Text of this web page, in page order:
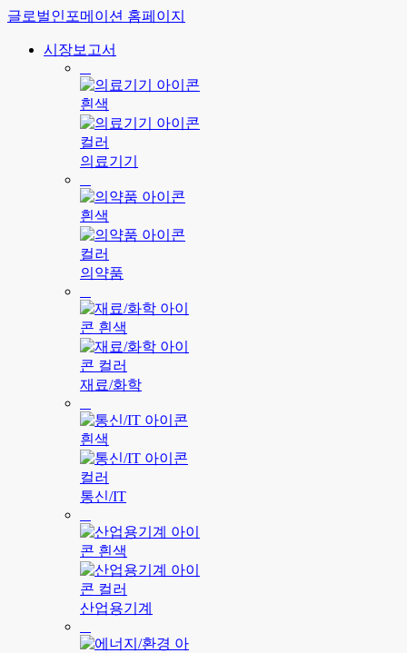
글로벌인포메이션 홈페이지
시장보고서
의료기기
의약품
재료/화학
통신/IT
산업용기계